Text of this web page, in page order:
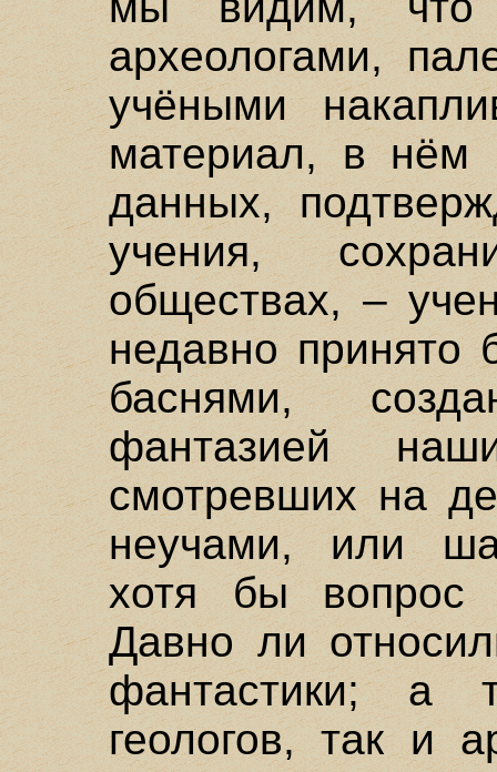
археологами,
учёными
материал, в нём
данных,
учения,
обществах, –
недавно принято
баснями,
фантазией
смотревших на
неучами, или
хотя бы
Давно ли
фантастики; а
геологов, так и